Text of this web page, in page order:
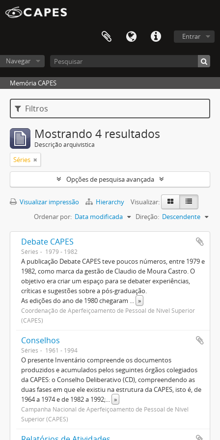
Entrar
Navegar
Memória CAPES
Filtros
Mostrando 4 resultados
Descrição arquivística
Séries
Opções de pesquisa avançada
Visualizar impressão Hierarchy
Visualizar:
Ordenar por: Data modificada Direção: Descendente
Debate CAPES
Séries 1979 - 1982
A publicação Debate CAPES teve poucos números, entre 1979 e
1982, como marca da gestão de Claudio de Moura Castro. O
objetivo era criar um espaço para se debater experiências,
críticas e sugestões sobre a pós-graduação.
As edições do ano de 1980 chegaram ... »
Coordenação de Aperfeiçoamento de Pessoal de Nível Superior
(CAPES)
Conselhos
Séries 1961 - 1994
O presente Inventário compreende os documentos
produzidos e acumulados pelos seguintes órgãos colegiados
da CAPES: o Conselho Deliberativo (CD), compreendendo as
duas fases em que ele existiu na estrutura da CAPES, isto é, de
1964 a 1974 e de 1982 a 1992;... »
Campanha Nacional de Aperfeiçoamento de Pessoal de Nível
Superior (CAPES)